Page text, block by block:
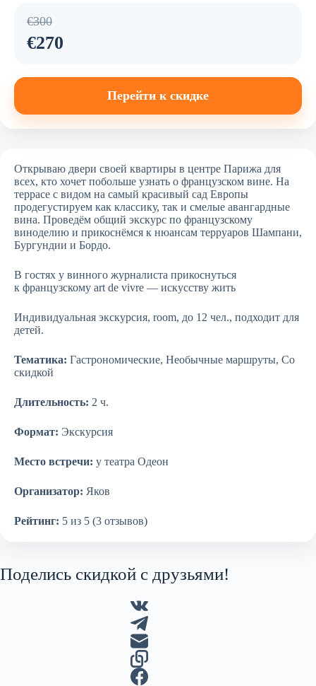
€300
€270
Перейти к скидке
Открываю двери своей квартиры в центре Парижа для
всех, кто хочет побольше узнать о французском вине. На
террасе с видом на самый красивый сад Европы
продегустируем как классику, так и смелые авангардные
вина. Проведём общий экскурс по французскому
виноделию и прикоснёмся к нюансам терруаров Шампани,
Бургундии и Бордо.
В гостях у винного журналиста прикоснуться
к французскому art de vivre — искусству жить
Индивидуальная экскурсия, room, до 12 чел., подходит для
детей.
Тематика: Гастрономические, Необычные маршруты, Со
скидкой
Длительность: 2 ч.
Формат: Экскурсия
Место встречи: у театра Одеон
Организатор: Яков
Рейтинг: 5 из 5 (3 отзывов)
Поделись скидкой с друзьями!